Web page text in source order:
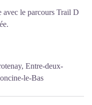
avec le parcours Trail D
Entre-deux-
le-Bas